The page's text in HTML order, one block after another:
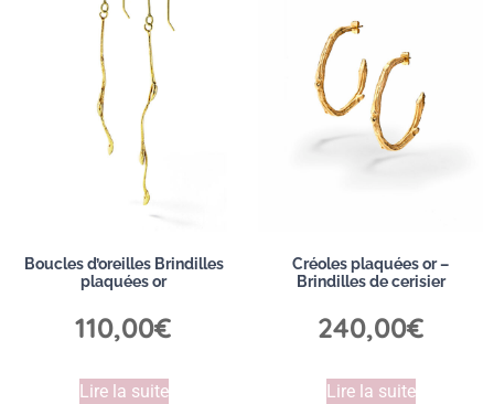
Boucles d’oreilles Brindilles
plaquées or
110,00€
Lire la suite
Créoles plaquées or –
Brindilles de cerisier
240,00€
Lire la suite